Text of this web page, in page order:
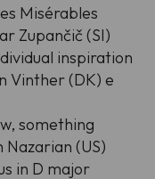
Misérables
Zupančič (SI)
inspiration
Vinther (DK) e
something
(US)
in D major